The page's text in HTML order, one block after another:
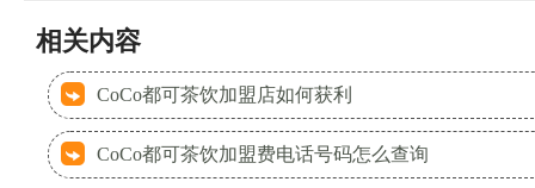
相关内容
CoCo都可茶饮加盟店如何获利
CoCo都可茶饮加盟费电话号码怎么查询